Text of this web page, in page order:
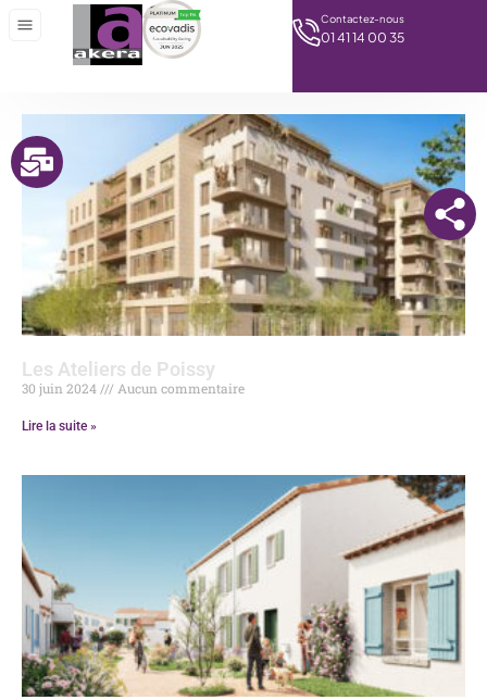
Contactez-nous
01 41 14 00 35
Les Ateliers de Poissy
30 juin 2024 Aucun commentaire
Lire la suite »